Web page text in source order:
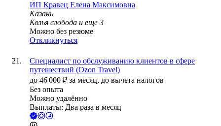
ИП Кравец Елена Максимовна
Казань
Козья слобода и еще 3
Можно без резюме
Откликнуться
Специалист по обслуживанию клиентов в сфере
путешествий (Ozon Travel)
до 46 000 ₽ за месяц, до вычета налогов
Без опыта
Можно удалённо
Выплаты: Два раза в месяц